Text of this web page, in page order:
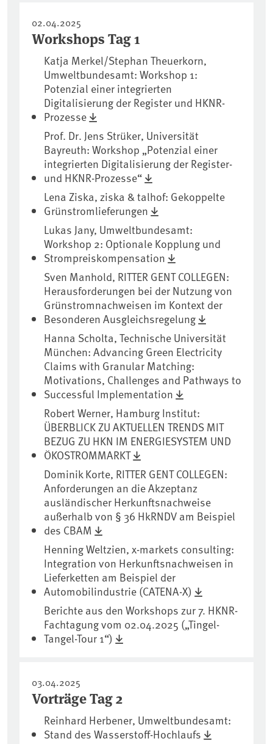
02.04.2025
Workshops Tag 1
Katja Merkel/Stephan Theuerkorn,
Umweltbundesamt: Workshop 1:
Potenzial einer integrierten
Digitalisierung der Register und HKNR-
Prozesse
Prof. Dr. Jens Strüker, Universität
Bayreuth: Workshop „Potenzial einer
integrierten Digitalisierung der Register-
und HKNR-Prozesse“
Lena Ziska, ziska & talhof: Gekoppelte
Grünstromlieferungen
Lukas Jany, Umweltbundesamt:
Workshop 2: Optionale Kopplung und
Strompreiskompensation
Sven Manhold, RITTER GENT COLLEGEN:
Herausforderungen bei der Nutzung von
Grünstromnachweisen im Kontext der
Besonderen Ausgleichsregelung
Hanna Scholta, Technische Universität
München: Advancing Green Electricity
Claims with Granular Matching:
Motivations, Challenges and Pathways to
Successful Implementation
Robert Werner, Hamburg Institut:
ÜBERBLICK ZU AKTUELLEN TRENDS MIT
BEZUG ZU HKN IM ENERGIESYSTEM UND
ÖKOSTROMMARKT
Dominik Korte, RITTER GENT COLLEGEN:
Anforderungen an die Akzeptanz
ausländischer Herkunftsnachweise
außerhalb von § 36 HkRNDV am Beispiel
des CBAM
Henning Weltzien, x-markets consulting:
Integration von Herkunftsnachweisen in
Lieferketten am Beispiel der
Automobilindustrie (CATENA-X)
Berichte aus den Workshops zur 7. HKNR-
Fachtagung vom 02.04.2025 („Tingel-
Tangel-Tour 1“)
03.04.2025
Vorträge Tag 2
Reinhard Herbener, Umweltbundesamt:
Stand des Wasserstoff-Hochlaufs